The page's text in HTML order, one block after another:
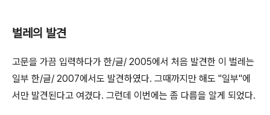
벌레의 발견
고문을 가끔 입력하다가 한/글/ 2005에서 처음 발견한 이 벌레는
일부 한/글/ 2007에서도 발견하였다. 그때까지만 해도 "일부"에
서만 발견된다고 여겼다. 그런데 이번에는 좀 다름을 알게 되었다.